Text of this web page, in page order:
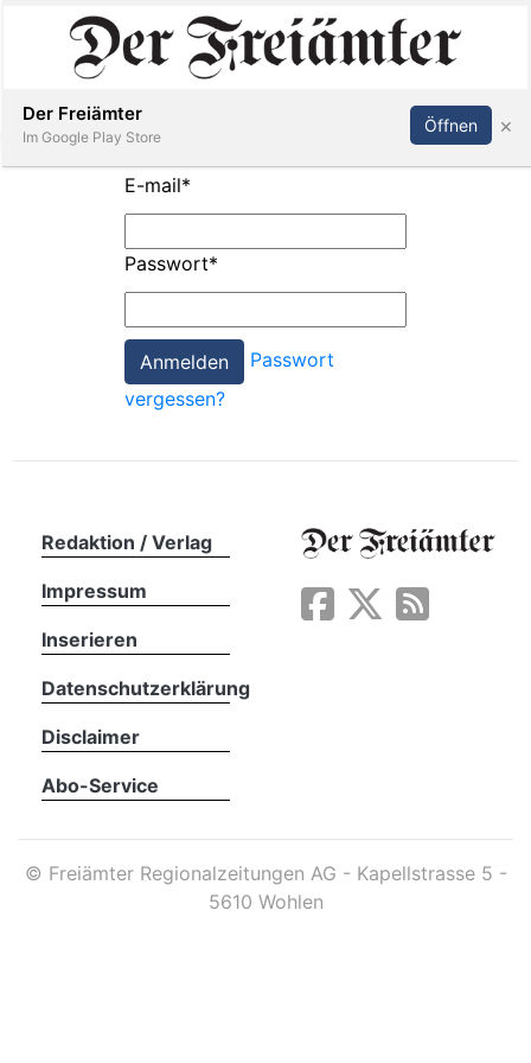
Paper
App
Inserieren Abonnieren Anmelden
E-mail*
Passwort*
Passwort
vergessen?
Redaktion / Verlag
Impressum
Inserieren
Datenschutzerklärung
Disclaimer
Abo-Service
© Freiämter Regionalzeitungen AG - Kapellstrasse 5 -
5610 Wohlen
Der Freiämter
Im Google Play Store
Öffnen ×